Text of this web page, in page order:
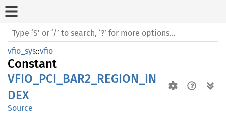
vfio_sys::vfio
Constant
VFIO_PCI_BAR2_REGION_IN
DEX
Source